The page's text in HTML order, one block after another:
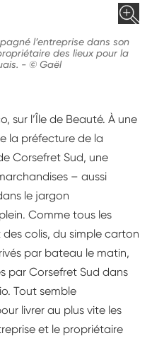
l’entreprise dans son
des lieux pour la
- © Gaël
sur l’Île de Beauté. À une
la préfecture de la
Corsefret Sud, une
– aussi
le jargon
Comme tous les
colis, du simple carton
par bateau le matin,
par Corsefret Sud dans
Tout semble
livrer au plus vite les
et le propriétaire